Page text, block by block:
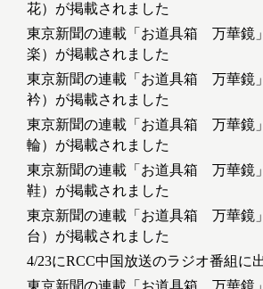
花）が掲載されました
東京新聞の連載「お道具箱 万華鏡
楽）が掲載されました
東京新聞の連載「お道具箱 万華鏡
衿）が掲載されました
東京新聞の連載「お道具箱 万華鏡
輪）が掲載されました
東京新聞の連載「お道具箱 万華鏡
鞋）が掲載されました
東京新聞の連載「お道具箱 万華鏡
台）が掲載されました
4/23にRCC中国放送のラジオ番組に